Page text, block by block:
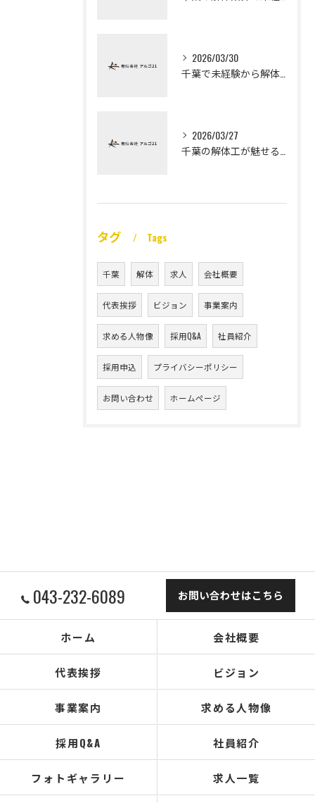
2026/03/30
2026/03/27
タグ Tags
千葉 解体 求人 会社概要
代表挨拶 ビジョン 事業案内
求める人物像 採用Q&A 社員紹介
採用申込 プライバシーポリシー
お問い合わせ ホームページ
043-232-6089 お問い合わせはこちら
ホーム 会社概要
代表挨拶 ビジョン
事業案内 求める人物像
採用Q&A 社員紹介
フォトギャラリー 求人一覧